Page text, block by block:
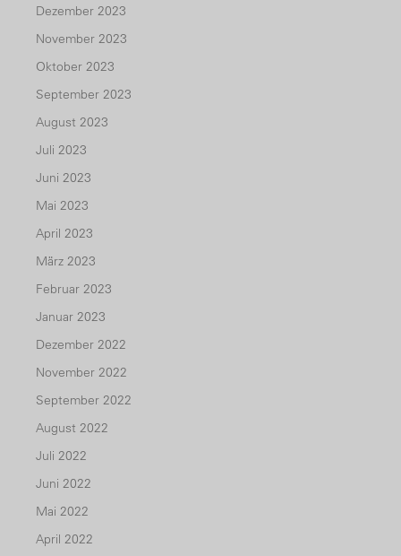
Dezember 2023
November 2023
Oktober 2023
September 2023
August 2023
Juli 2023
Juni 2023
Mai 2023
April 2023
März 2023
Februar 2023
Januar 2023
Dezember 2022
November 2022
September 2022
August 2022
Juli 2022
Juni 2022
Mai 2022
April 2022